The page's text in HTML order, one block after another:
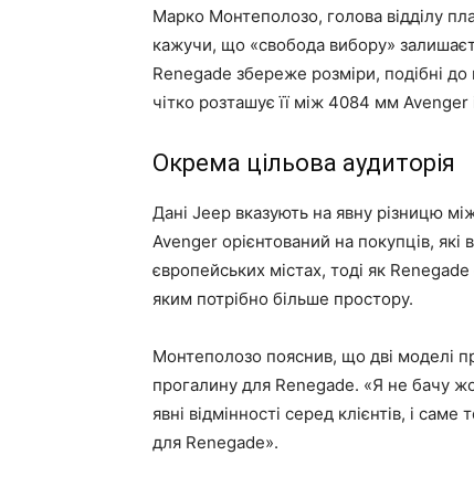
Марко Монтеполозо, голова відділу
кажучи, що «свобода вибору»
Renegade збереже розміри, подібні
чітко розташує її між 4084 мм
Окрема цільова аудиторія
Дані Jeep вказують на явну різницю
Avenger орієнтований на покупців,
європейських містах, тоді як
яким потрібно більше простору.
Монтеполозо пояснив, що дві моделі
прогалину для Renegade. «Я не бачу
явні відмінності серед клієнтів, і
для Renegade».